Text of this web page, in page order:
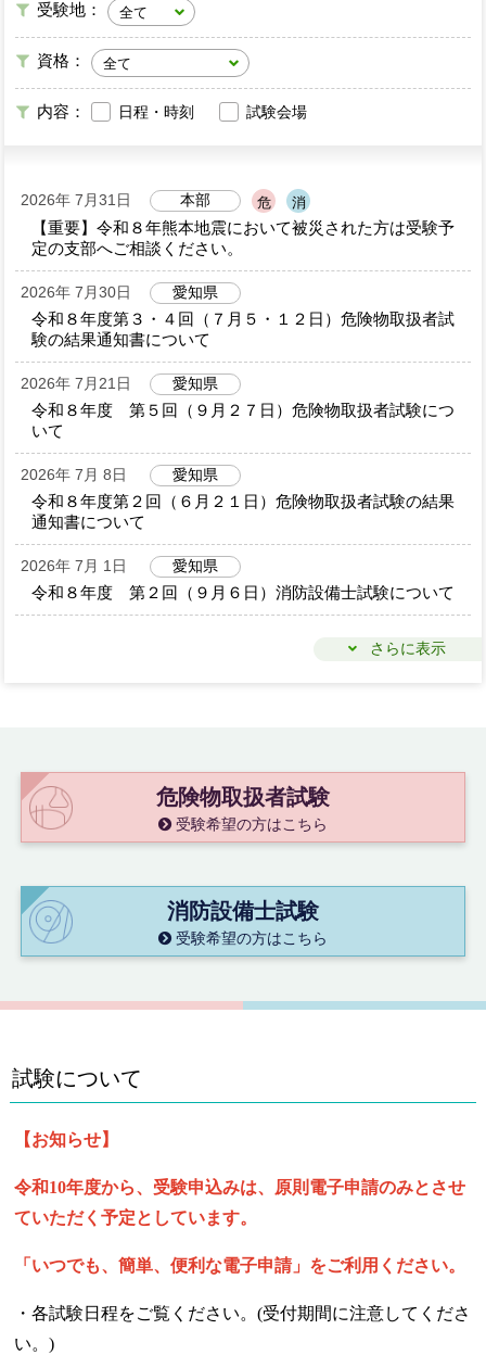
受験地：
資格：
内容： 日程・時刻 試験会場
2026年 7月31日 本部 危 消
【重要】令和８年熊本地震において被災された方は受験予
定の支部へご相談ください。
2026年 7月30日 愛知県
令和８年度第３・４回（７月５・１２日）危険物取扱者試
験の結果通知書について
2026年 7月21日 愛知県
令和８年度 第５回（９月２７日）危険物取扱者試験につ
いて
2026年 7月 8日 愛知県
令和８年度第２回（６月２１日）危険物取扱者試験の結果
通知書について
2026年 7月 1日 愛知県
令和８年度 第２回（９月６日）消防設備士試験について
さらに表示
危険物取扱者試験
受験希望の方はこちら
消防設備士試験
受験希望の方はこちら
試験について
【お知らせ】
令和10年度から、受験申込みは、原則電子申請のみとさせ
ていただく予定としています。
「いつでも、簡単、便利な電子申請」をご利用ください。
・各試験日程をご覧ください。(受付期間に注意してくださ
い。)